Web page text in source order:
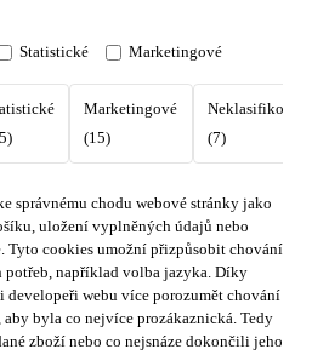
Statistické Marketingové
Marketingové
(15)
(7)
správnému chodu webové stránky jako
uložení vyplněných údajů nebo
Tyto cookies umožní přizpůsobit chování
potřeb, například volba jazyka. Díky
developeři webu více porozumět chování
byla co nejvíce prozákaznická. Tedy
zboží nebo co nejsnáze dokončili jeho